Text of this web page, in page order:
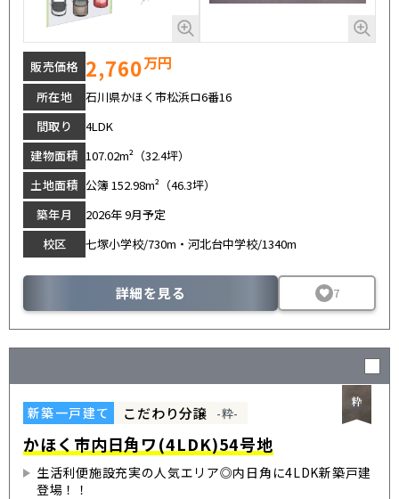
販売価格 2,760万円
所在地
石川県かほく市松浜ロ6番16
間取り
4LDK
建物面積 107.02m²（32.4坪）
土地面積 公簿 152.98m²（46.3坪）
築年月
2026年 9月予定
校区
七塚小学校/730m・河北台中学校/1340m
詳細を見る 7
新築一戸建て こだわり分譲 -粋-
かほく市内日角ワ(4LDK)54号地
生活利便施設充実の人気エリア◎内日角に4LDK新築戸建
登場！！